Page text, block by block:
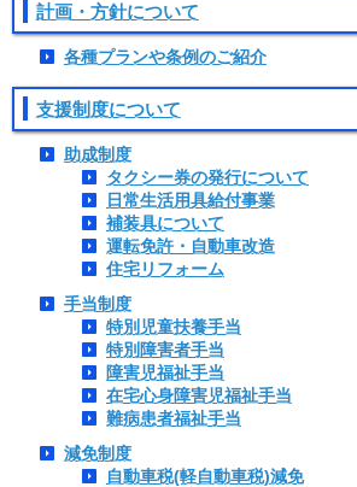
計画・方針について
各種プランや条例のご紹介
支援制度について
助成制度
タクシー券の発行について
日常生活用具給付事業
補装具について
運転免許・自動車改造
住宅リフォーム
手当制度
特別児童扶養手当
特別障害者手当
障害児福祉手当
在宅心身障害児福祉手当
難病患者福祉手当
減免制度
自動車税(軽自動車税)減免